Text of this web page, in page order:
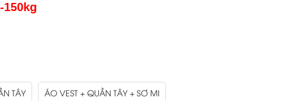
150kg
TÂY ÁO VEST + QUẦN TÂY + SƠ MI